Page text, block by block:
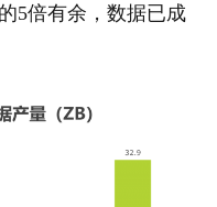
5倍有余，数据已成